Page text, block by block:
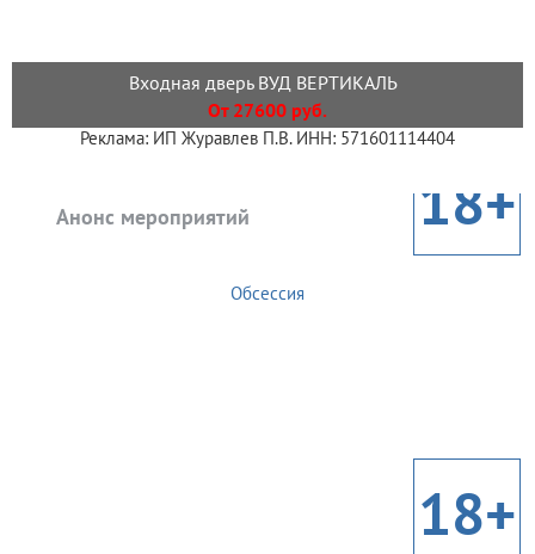
Входная дверь ВУД ВЕРТИКАЛЬ
От 27600 руб.
Реклама: ИП Журавлев П.В. ИНН: 571601114404
Анонс мероприятий 18+
Обсессия
18+